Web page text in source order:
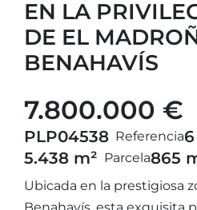
EN LA
DE EL
BENAHAVÍS
7.800.000 €
PLP04538 Referencia6
5.438 m² Parcela865
Ubicada en la prestigiosa